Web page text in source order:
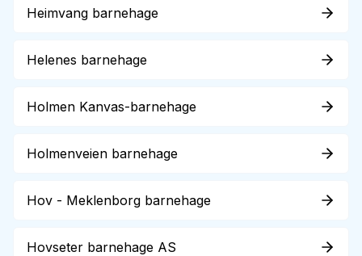
Heimvang barnehage
Helenes barnehage
Holmen Kanvas-barnehage
Holmenveien barnehage
Hov - Meklenborg barnehage
Hovseter barnehage AS